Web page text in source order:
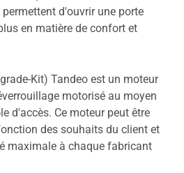
d'ouvrir une porte
en matière de confort et
Kit) Tandeo est un moteur
motorisé au moyen
d'accès. Ce moteur peut être
des souhaits du client et
maximale à chaque fabricant